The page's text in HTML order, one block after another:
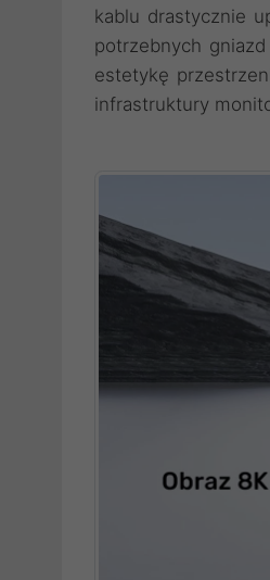
kablu drastycznie
potrzebnych
estetykę
infrastruktury